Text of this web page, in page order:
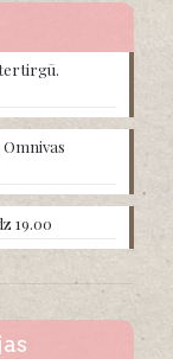
19.00